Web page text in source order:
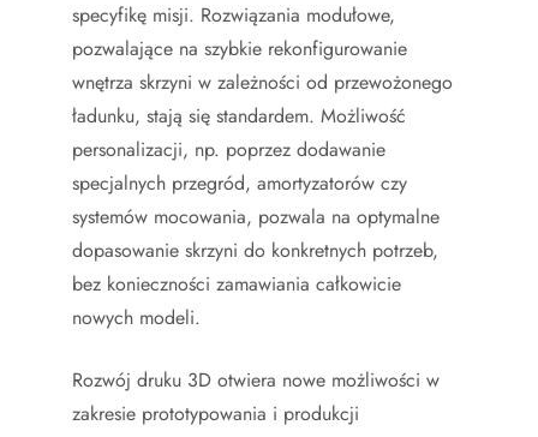
specyfikę misji. Rozwiązania modułowe,
pozwalające na szybkie rekonfigurowanie
wnętrza skrzyni w zależności od przewożonego
ładunku, stają się standardem. Możliwość
personalizacji, np. poprzez dodawanie
specjalnych przegród, amortyzatorów czy
systemów mocowania, pozwala na optymalne
dopasowanie skrzyni do konkretnych potrzeb,
bez konieczności zamawiania całkowicie
nowych modeli.
Rozwój druku 3D otwiera nowe możliwości w
zakresie prototypowania i produkcji